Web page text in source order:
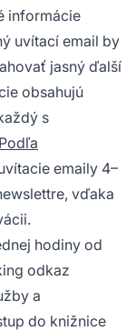
informácie
uvítací email by
jasný ďalší
obsahujú
s
Podľa
emaily 4–
vďaka
hodiny od
odkaz
a
do knižnice